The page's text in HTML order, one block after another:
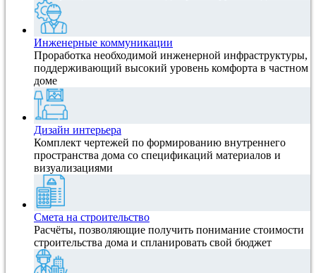
Инженерные коммуникации
Проработка необходимой инженерной инфраструктуры,
поддерживающий высокий уровень комфорта в частном
доме
Дизайн интерьера
Комплект чертежей по формированию внутреннего
пространства дома со спецификаций материалов и
визуализациями
Смета на строительство
Расчёты, позволяющие получить понимание стоимости
строительства дома и спланировать свой бюджет